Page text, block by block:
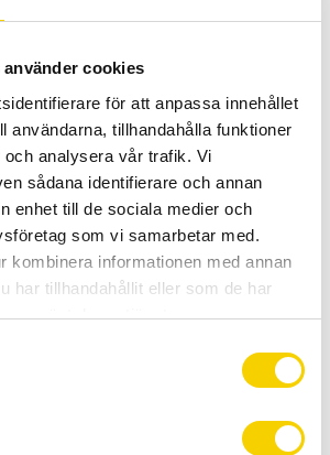
cookies
för att anpassa innehållet
användarna, tillhandahålla funktioner
analysera vår trafik. Vi
sådana identifierare och annan
enhet till de sociala medier och
som vi samarbetar med.
kombinera informationen med annan
har tillhandahållit eller som de har
använt deras tjänster.
Lägg till i favoriter
Tåöverdrag Pearl Izumi AmFIB |
Tåöverdrag Pearl Izumi AmFIB | 39-
229 :-
KÖP
| Tåöverdrag S-Phyre Svarta